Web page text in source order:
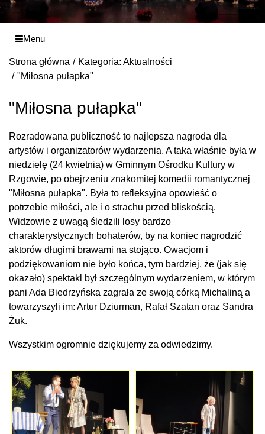
Menu
Strona główna
Kategoria: Aktualności
"Miłosna pułapka"
"Miłosna pułapka"
Rozradowana publiczność to najlepsza nagroda dla
artystów i organizatorów wydarzenia. A taka właśnie była w
niedzielę (24 kwietnia) w Gminnym Ośrodku Kultury w
Rzgowie, po obejrzeniu znakomitej komedii romantycznej
"Miłosna pułapka". Była to refleksyjna opowieść o
potrzebie miłości, ale i o strachu przed bliskością.
Widzowie z uwagą śledzili losy bardzo
charakterystycznych bohaterów, by na koniec nagrodzić
aktorów długimi brawami na stojąco. Owacjom i
podziękowaniom nie było końca, tym bardziej, że (jak się
okazało) spektakl był szczególnym wydarzeniem, w którym
pani Ada Biedrzyńska zagrała ze swoją córką Michaliną a
towarzyszyli im: Artur Dziurman, Rafał Szatan oraz Sandra
Żuk.
Wszystkim ogromnie dziękujemy za odwiedzimy.